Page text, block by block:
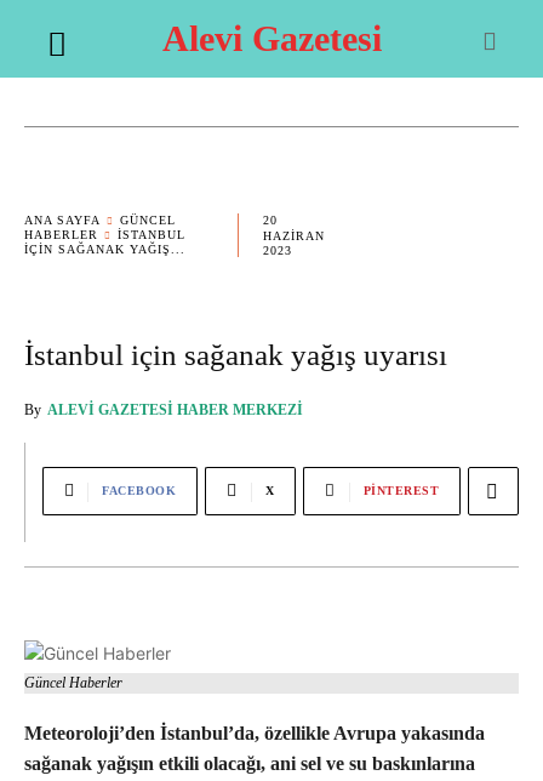
Alevi Gazetesi
ANA SAYFA
GÜNCEL
HABERLER
İSTANBUL
IÇIN SAĞANAK YAĞIŞ...
20
HAZIRAN
2023
İstanbul için sağanak yağış uyarısı
By ALEVI GAZETESI HABER MERKEZI
FACEBOOK X PINTEREST
Güncel Haberler
Meteoroloji’den İstanbul’da, özellikle Avrupa yakasında
sağanak yağışın etkili olacağı, ani sel ve su baskınlarına